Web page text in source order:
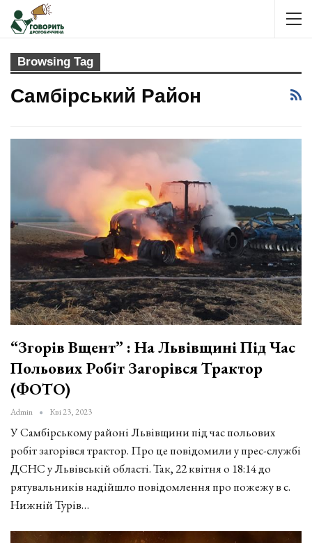
Browsing Tag
Самбірський Район
“Згорів Вщент” : На Львівщині Під Час
Польових Робіт Загорівся Трактор
(ФОТО)
Admin Кві 23, 2023
У Самбірському районі Львівщини під час польових
робіт загорівся трактор. Про це повідомили у прес-службі
ДСНС у Львівській області. Так, 22 квітня о 18:14 до
рятувальників надійшло повідомлення про пожежу в с.
Нижній Турів…